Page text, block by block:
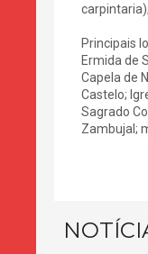
Principais
Ermida de
Capela de
Castelo;
Sagrado
Zambujal;